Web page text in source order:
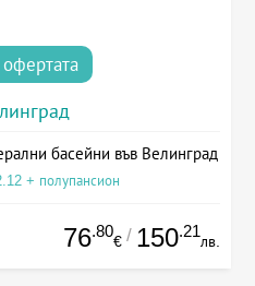
басейни във Велинград
+ полупансион
76.80
€ / 150.21
лв.